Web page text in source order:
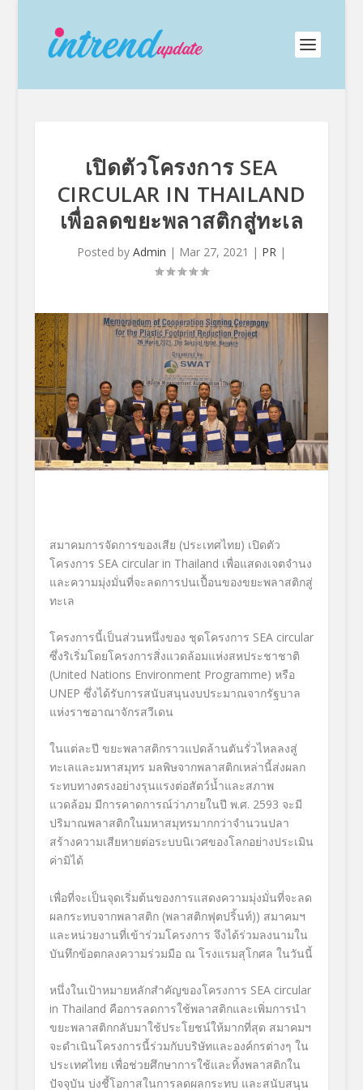
เปิดตัวโครงการ SEA
CIRCULAR IN THAILAND
เพื่อลดขยะพลาสติกสู่ทะเล
Posted by Admin | Mar 27, 2021 | PR|
สมาคมการจัดการของเสีย (ประเทศไทย) เปิดตัว
โครงการ SEA circular in Thailand เพื่อแสดงเจตจำนง
และความมุ่งมั่นที่จะลดการปนเปื้อนของขยะพลาสติกสู่
ทะเล
โครงการนี้เป็นส่วนหนึ่งของ ชุดโครงการ SEA circular
ซึ่งริเริ่มโดยโครงการสิ่งแวดล้อมแห่งสหประชาชาติ
(United Nations Environment Programme) หรือ
UNEP ซึ่งได้รับการสนับสนุนงบประมาณจากรัฐบาล
แห่งราชอาณาจักรสวีเดน
ในแต่ละปี ขยะพลาสติกราวแปดล้านตันรั่วไหลลงสู่
ทะเลและมหาสมุทร มลพิษจากพลาสติกเหล่านี้ส่งผลก
ระทบทางตรงอย่างรุนแรงต่อสัตว์น้ำและสภาพ
แวดล้อม มีการคาดการณ์ว่าภายในปี พ.ศ. 2593 จะมี
ปริมาณพลาสติกในมหาสมุทรมากกว่าจำนวนปลา
สร้างความเสียหายต่อระบบนิเวศของโลกอย่างประเมิน
ค่ามิได้
เพื่อที่จะเป็นจุดเริ่มต้นของการแสดงความมุ่งมั่นที่จะลด
ผลกระทบจากพลาสติก (พลาสติกฟุตปริ้นท์)) สมาคมฯ
และหน่วยงานที่เข้าร่วมโครงการ จึงได้ร่วมลงนามใน
บันทึกข้อตกลงความร่วมมือ ณ โรงแรมสุโกศล ในวันนี้
หนึ่งในเป้าหมายหลักสำคัญของโครงการ SEA circular
in Thailand คือการลดการใช้พลาสติกและเพิ่มการนำ
ขยะพลาสติกกลับมาใช้ประโยชน์ให้มากที่สุด สมาคมฯ
จะดำเนินโครงการนี้ร่วมกับบริษัทและองค์กรต่างๆ ใน
ประเทศไทย เพื่อช่วยศึกษาการใช้และทิ้งพลาสติกใน
ปัจจุบัน บ่งชี้โอกาสในการลดผลกระทบ และสนับสนุน